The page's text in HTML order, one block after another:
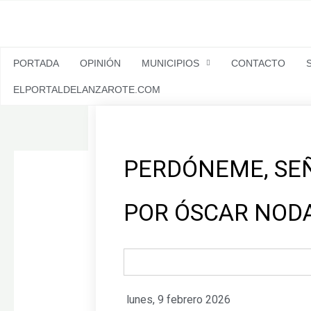
PORTADA OPINIÓN MUNICIPIOS CONTACTO
ELPORTALDELANZAROTE.COM
PERDÓNEME,
POR ÓSCAR
lunes, 9 febrero 2026